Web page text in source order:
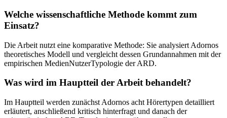
Welche wissenschaftliche Methode kommt zum
Einsatz?
Die Arbeit nutzt eine komparative Methode: Sie analysiert Adornos
theoretisches Modell und vergleicht dessen Grundannahmen mit der
empirischen MedienNutzerTypologie der ARD.
Was wird im Hauptteil der Arbeit behandelt?
Im Hauptteil werden zunächst Adornos acht Hörertypen detailliert
erläutert, anschließend kritisch hinterfragt und danach der